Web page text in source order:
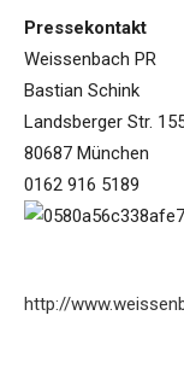
Pressekontakt
Weissenbach PR
Bastian Schink
Landsberger Str.
80687 München
0162 916 5189
http://